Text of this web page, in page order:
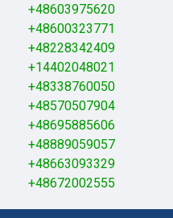
+48603975620
+48600323771
+48228342409
+14402048021
+48338760050
+48570507904
+48695885606
+48889059057
+48663093329
+48672002555